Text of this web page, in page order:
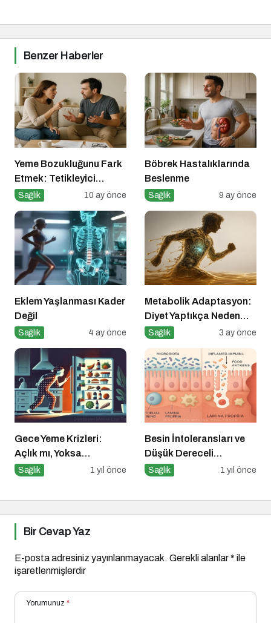
Benzer Haberler
Yeme Bozukluğunu Fark
Etmek: Tetikleyici
Anlarla Yüzleşmek
Sağlık 10 ay önce
Böbrek Hastalıklarında
Beslenme
Sağlık 9 ay önce
Eklem Yaşlanması Kader
Değil
Sağlık 4 ay önce
Metabolik Adaptasyon:
Diyet Yaptıkça Neden
Kilo Vermek Zorlaşır?
Sağlık 3 ay önce
Gece Yeme Krizleri:
Açlık mı, Yoksa
Duygusal İhtiyaçlar mı?
Sağlık 1 yıl önce
Besin İntoleransları ve
Düşük Dereceli
Enflamasyonun Kronik
Sağlık 1 yıl önce
Bir Cevap Yaz
E-posta adresiniz yayınlanmayacak. Gerekli alanlar* ile
işaretlenmişlerdir
Yorumunuz *